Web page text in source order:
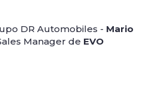
DR Automobiles - Mario
Manager de EVO